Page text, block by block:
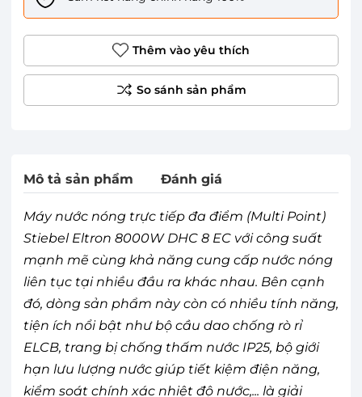
Thêm vào yêu thích
Mô tả sản phẩm Đánh giá
Máy nước nóng trực tiếp đa điểm (Multi Point)
Stiebel Eltron 8000W DHC 8 EC với công suất
mạnh mẽ cùng khả năng cung cấp nước nóng
liên tục tại nhiều đầu ra khác nhau. Bên cạnh
đó, dòng sản phẩm này còn có nhiều tính năng,
tiện ích nổi bật như bộ cầu dao chống rò rỉ
ELCB, trang bị chống thấm nước IP25, bộ giới
hạn lưu lượng nước giúp tiết kiệm điện năng,
kiểm soát chính xác nhiệt độ nước,... là giải